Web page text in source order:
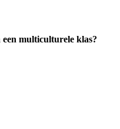
een multiculturele klas?